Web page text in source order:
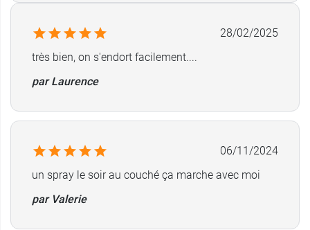
28/02/2025
très bien, on s'endort facilement....
par Laurence
06/11/2024
un spray le soir au couché ça marche avec moi
par Valerie